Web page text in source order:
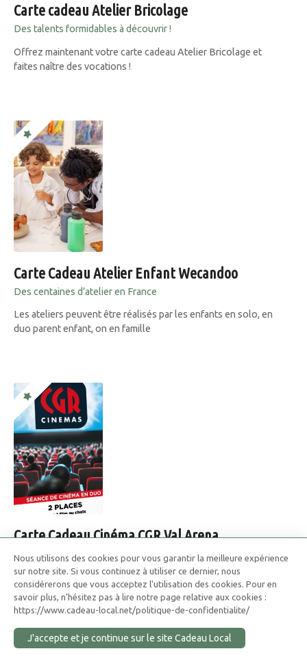
Carte cadeau Atelier Bricolage
Des talents formidables à découvrir !
Offrez maintenant votre carte cadeau Atelier Bricolage et
faites naître des vocations !
Carte Cadeau Atelier Enfant Wecandoo
Des centaines d’atelier en France
Les ateliers peuvent être réalisés par les enfants en solo, en
duo parent enfant, on en famille
Carte Cadeau Cinéma CGR Val Arena
Offrez l’univers captivant du cinéma grâce à cette offre
flexible et avantageuse.
N'attendez plus pour plonger dans l'univers captivant du
cinéma grâce à cette offre flexible et avantageuse.
Nous utilisons des cookies pour vous garantir la meilleure expérience
sur notre site. Si vous continuez à utiliser ce dernier, nous
considérerons que vous acceptez l'utilisation des cookies. Pour en
savoir plus, n'hésitez pas à lire notre page relative aux cookies :
https://www.cadeau-local.net/politique-de-confidentialite/
J'accepte et je continue sur le site Cadeau Local